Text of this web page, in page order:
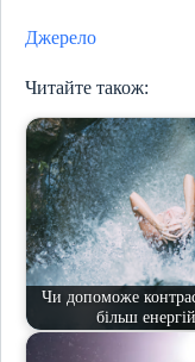
Джерело
Читайте також:
Чи допоможе
більш